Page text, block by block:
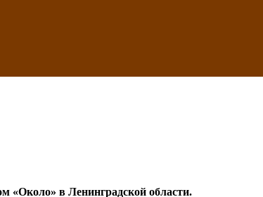
«Около» в Ленинградской области.